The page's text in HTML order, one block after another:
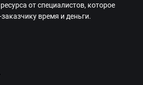
от специалистов, которое
время и деньги.